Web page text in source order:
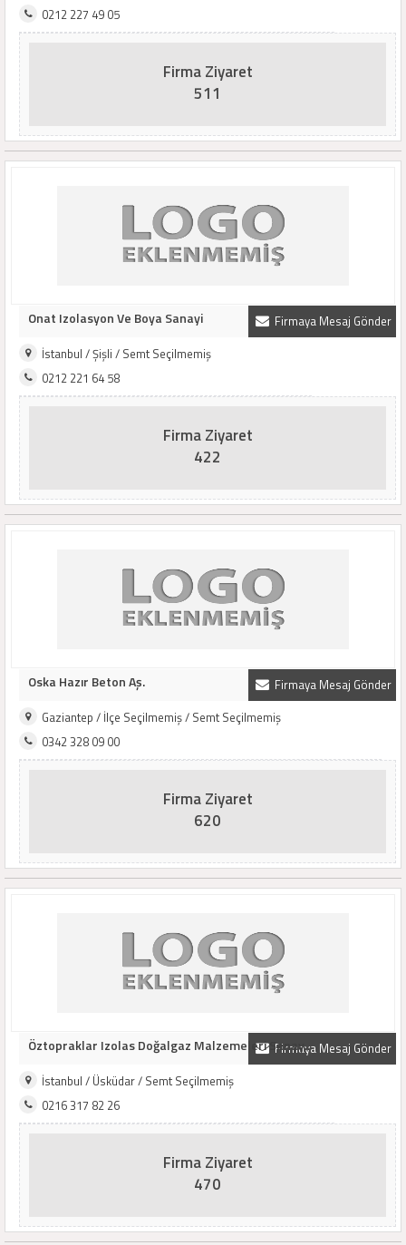
0212 227 49 05
Firma Ziyaret
511
Firmaya Mesaj Gönder
Onat Izolasyon Ve Boya Sanayi
İstanbul / Şişli / Semt Seçilmemiş
0212 221 64 58
Firma Ziyaret
422
Firmaya Mesaj Gönder
Oska Hazır Beton Aş.
Gaziantep / İlçe Seçilmemiş / Semt Seçilmemiş
0342 328 09 00
Firma Ziyaret
620
Firmaya Mesaj Gönder
Öztopraklar Izolas Doğalgaz Malzemeleri Sanay..
İstanbul / Üsküdar / Semt Seçilmemiş
0216 317 82 26
Firma Ziyaret
470